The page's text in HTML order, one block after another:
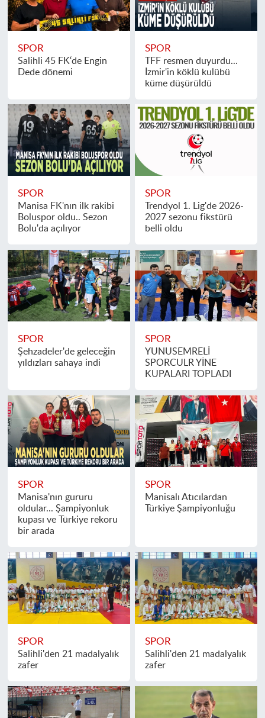
SPOR
Salihli 45 FK‘de Engin
Dede dönemi
SPOR
TFF resmen duyurdu...
İzmir'in köklü kulübü
küme düşürüldü
SPOR
Manisa FK'nın ilk rakibi
Boluspor oldu.. Sezon
Bolu'da açılıyor
SPOR
Trendyol 1. Lig'de 2026-
2027 sezonu fikstürü
belli oldu
SPOR
Şehzadeler'de geleceğin
yıldızları sahaya indi
SPOR
YUNUSEMRELİ
SPORCULR YİNE
KUPALARI TOPLADI
SPOR
Manisa'nın gururu
oldular... Şampiyonluk
kupası ve Türkiye rekoru
bir arada
SPOR
Manisalı Atıcılardan
Türkiye Şampiyonluğu
SPOR
Salihli'den 21 madalyalık
zafer
SPOR
Salihli'den 21 madalyalık
zafer